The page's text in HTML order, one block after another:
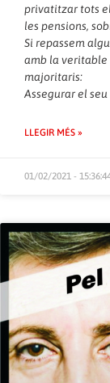
privatitzar tots
les pensions,
Si repassem
amb la veritable
majoritaris:
Assegurar el
LLEGIR MÉS »
01/02/2021 -